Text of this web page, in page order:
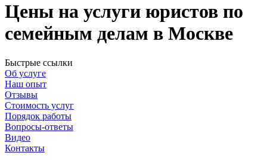
Цены на услуги юристов по
семейным делам в Москве
Быстрые ссылки
Об услуге
Наш опыт
Отзывы
Стоимость услуг
Порядок работы
Вопросы-ответы
Видео
Контакты